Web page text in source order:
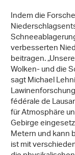
Indem die
verbesserten
beitragen.
Wolken- und die
sagt Michael
fédérale de
für Atmosphäre
Gebirge
Metern und kann
ist mit